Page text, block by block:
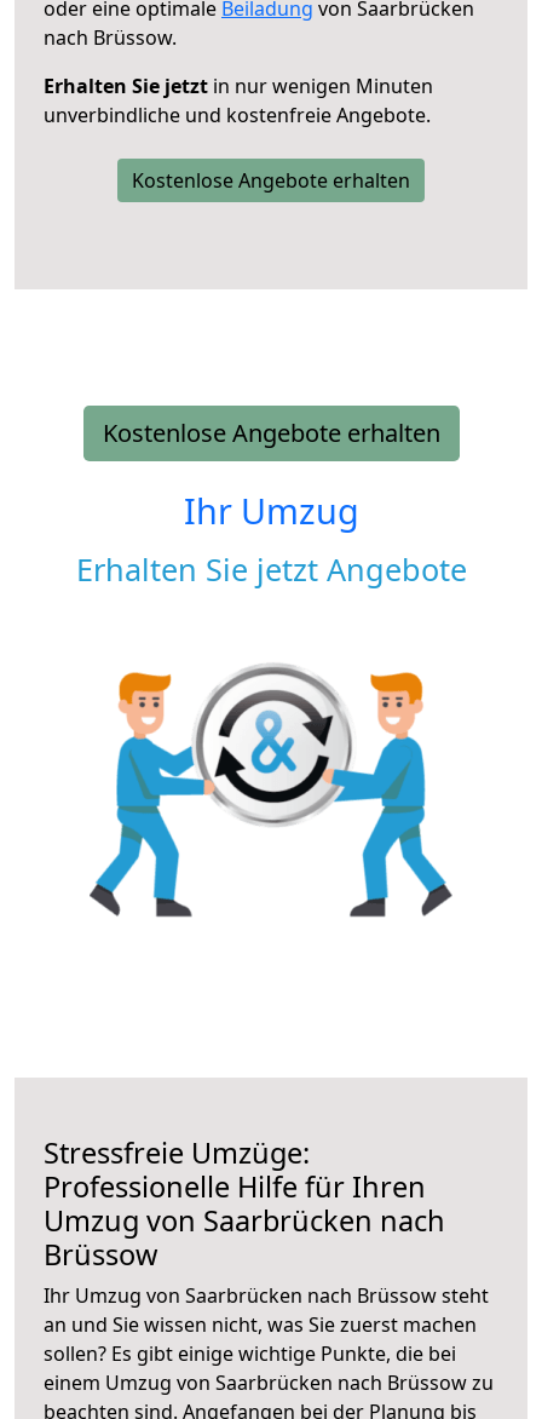
oder eine optimale Beiladung von Saarbrücken
nach Brüssow.
Erhalten Sie jetzt in nur wenigen Minuten
unverbindliche und kostenfreie Angebote.
Kostenlose Angebote erhalten
Kostenlose Angebote erhalten
Ihr Umzug
Erhalten Sie jetzt Angebote
Stressfreie Umzüge:
Professionelle Hilfe für Ihren
Umzug von Saarbrücken nach
Brüssow
Ihr Umzug von Saarbrücken nach Brüssow steht
an und Sie wissen nicht, was Sie zuerst machen
sollen? Es gibt einige wichtige Punkte, die bei
einem Umzug von Saarbrücken nach Brüssow zu
beachten sind. Angefangen bei der Planung bis